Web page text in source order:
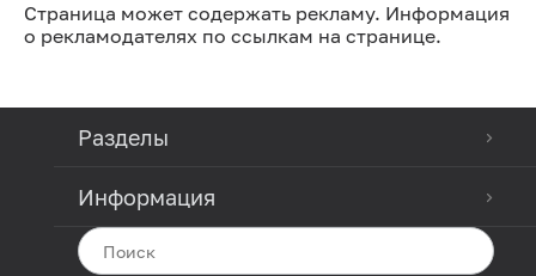
Страница может содержать рекламу. Информация
о рекламодателях по ссылкам на странице.
Разделы
Информация